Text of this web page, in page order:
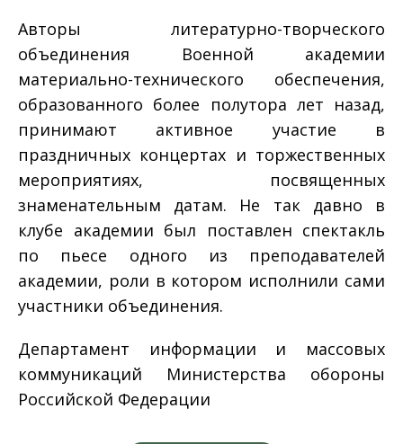
Авторы литературно-творческого
объединения Военной академии
материально-технического обеспечения,
образованного более полутора лет назад,
принимают активное участие в
праздничных концертах и торжественных
мероприятиях, посвященных
знаменательным датам. Не так давно в
клубе академии был поставлен спектакль
по пьесе одного из преподавателей
академии, роли в котором исполнили сами
участники объединения.
Департамент информации и массовых
коммуникаций Министерства обороны
Российской Федерации